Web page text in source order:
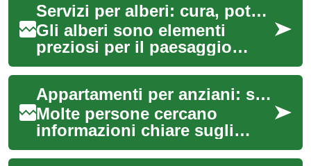
Servizi per alberi: cura, potatura e sicurezza per il giardino
Gli alberi sono elementi
preziosi per il paesaggio
domestico e pubblico, ma
richiedono attenzione
specializzata per r...
Appartamenti per anziani: soluzioni abitative e servizi
Molte persone cercano
informazioni chiare sugli
appartamenti destinati ad